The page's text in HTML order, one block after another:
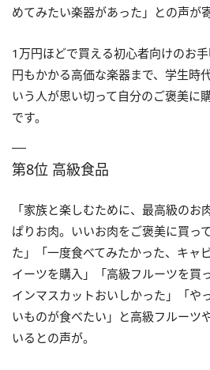
めてみたい楽器があった」との声が
1万円ほどで買える初心者向けのお
円もかかる高価な楽器まで、学生時
いう人が思い切って自分のご褒美に
です。
第8位 高級食品
「家族と楽しむために、最高級のお
ぱりお肉。いいお肉をご褒美に買っ
た」「一度食べてみたかった、キャ
イーツを購入」「高級フルーツを買
インマスカットおいしかった」「や
いものが食べたい」と高級フルーツ
いるとの声が。